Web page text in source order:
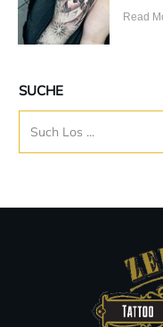
Read
SUCHE